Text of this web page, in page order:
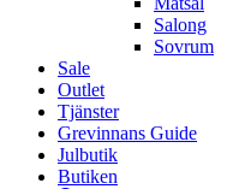
Salong
Sovrum
Sale
Outlet
Tjänster
Grevinnans Guide
Julbutik
Butiken